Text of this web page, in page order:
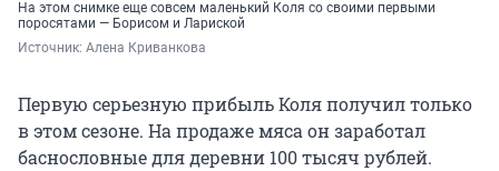
На этом снимке еще совсем маленький Коля со своими первыми
поросятами — Борисом и Лариской
Источник: Алена Криванкова
Первую серьезную прибыль Коля получил только
в этом сезоне. На продаже мяса он заработал
баснословные для деревни 100 тысяч рублей.